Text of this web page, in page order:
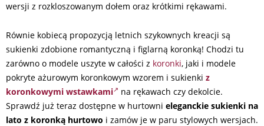
wersji z rozkloszowanym dołem oraz krótkimi rękawami.
Równie kobiecą propozycją letnich szykownych kreacji są
sukienki zdobione romantyczną i figlarną koronką! Chodzi tu
zarówno o modele uszyte w całości z koronki, jaki i modele
pokryte ażurowym koronkowym wzorem i sukienki z
koronkowymi wstawkami
na rękawach czy dekolcie.
Sprawdź już teraz dostępne w hurtowni eleganckie sukienki na
lato z koronką hurtowo i zamów je w paru stylowych wersjach.